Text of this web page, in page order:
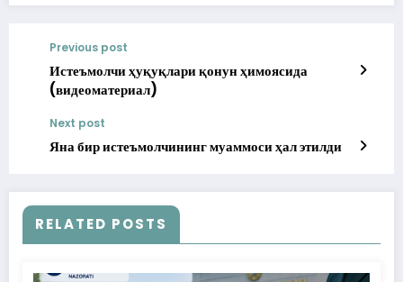
Previous post
Истеъмолчи ҳуқуқлари қонун ҳимоясида
(видеоматериал)
Next post
Яна бир истеъмолчининг муаммоси ҳал этилди
RELATED POSTS